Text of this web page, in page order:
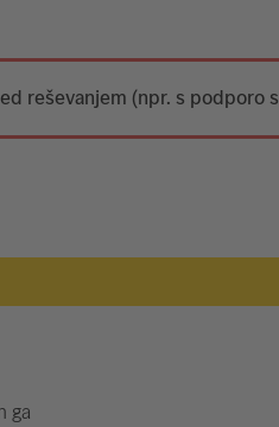
reševanjem (npr. s podporo
ga